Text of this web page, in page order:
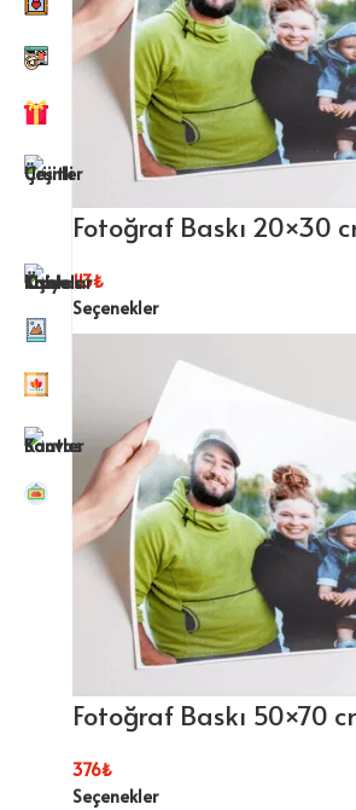
Fotoğraf Baskı 20×30
113₺
Seçenekler
Fotoğraf Baskı 50×70
376₺
Seçenekler